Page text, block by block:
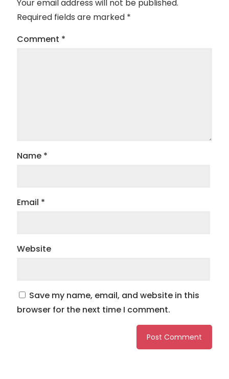
Your email address will not be published.
Required fields are marked *
Comment *
Name *
Email *
Website
Save my name, email, and website in this
browser for the next time I comment.